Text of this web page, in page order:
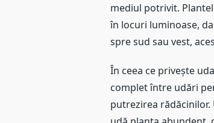
mediul potrivit.
în locuri luminoase,
spre sud sau vest,
În ceea ce privește
complet între udări
putrezirea rădăcinilor.